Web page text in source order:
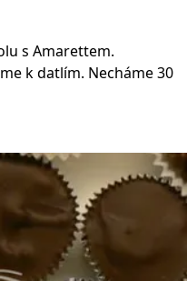
s Amarettem.
k datlím. Necháme 30